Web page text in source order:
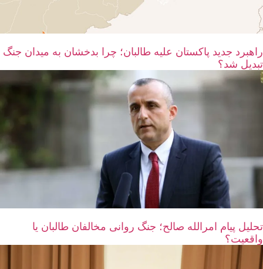
راهبرد جدید پاکستان علیه طالبان؛ چرا بدخشان به میدان جنگ
تبدیل شد؟
تحلیل پیام امرالله صالح؛ جنگ روانی مخالفان طالبان یا
واقعیت؟